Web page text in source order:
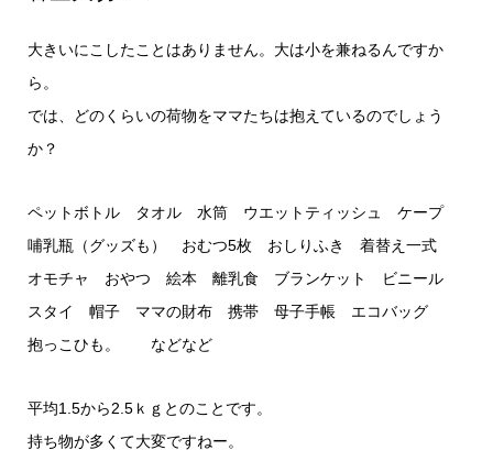
大きいにこしたことはありません。大は小を兼ねるんですか
ら。
では、どのくらいの荷物をママたちは抱えているのでしょう
か？
ペットボトル タオル 水筒 ウエットティッシュ ケープ
哺乳瓶（グッズも） おむつ5枚 おしりふき 着替え一式
オモチャ おやつ 絵本 離乳食 ブランケット ビニール
スタイ 帽子 ママの財布 携帯 母子手帳 エコバッグ
抱っこひも。 などなど
平均1.5から2.5ｋｇとのことです。
持ち物が多くて大変ですねー。